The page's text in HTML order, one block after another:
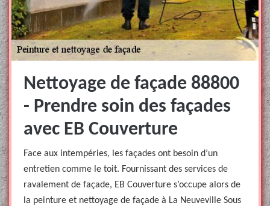
Nettoyage de façade 88800
- Prendre soin des façades
avec EB Couverture
Face aux intempéries, les façades ont besoin d’un
entretien comme le toit. Fournissant des services de
ravalement de façade, EB Couverture s’occupe alors de
la peinture et nettoyage de façade à La Neuveville Sous